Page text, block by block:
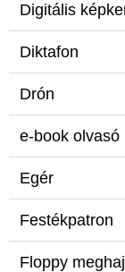
Digitális
Diktafon
Drón
e-book olvasó
Egér
Festékpatron
Floppy